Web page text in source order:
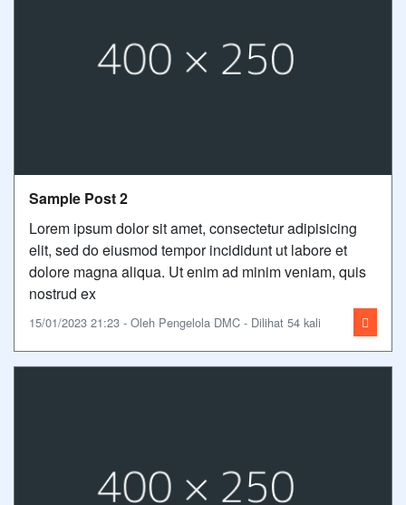
Sample Post 2
Lorem ipsum dolor sit amet, consectetur adipisicing
elit, sed do eiusmod tempor incididunt ut labore et
dolore magna aliqua. Ut enim ad minim veniam, quis
nostrud ex
15/01/2023 21:23 - Oleh Pengelola DMC - Dilihat 54 kali